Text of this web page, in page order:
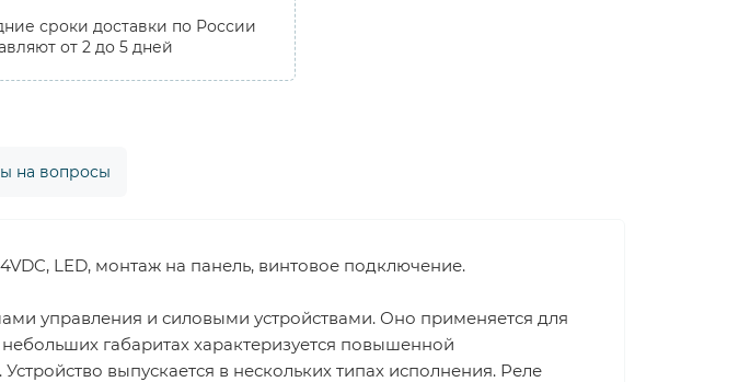
сроки доставки по России
от 2 до 5 дней
на вопросы
LED, монтаж на панель, винтовое подключение.
управления и силовыми устройствами. Оно применяется для
габаритах характеризуется повышенной
выпускается в нескольких типах исполнения. Реле